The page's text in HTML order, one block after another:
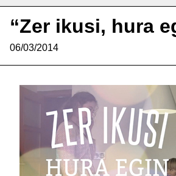
“Zer ikusi, hura
06/03/2014